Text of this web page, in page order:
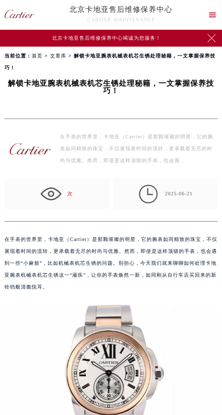
北京卡地亚售后维修保养中心
CARTIER MAINTENANCE

北京卡地亚售后维修保养中心竭诚为您服务！ 
当前位置： 首页 > 文章库 > 解锁卡地亚腕表机械表机芯生锈处理秘籍，一文掌握保养技
巧！
解锁卡地亚腕表机械表机芯生锈处理秘籍，一文掌握保养技
巧！
在手表的世界里，卡地亚（Cartier）是那颗璀璨的明星，它的腕
表如同精致的珠宝，不仅展现着时间的流转，更承载着无尽的时
尚与优雅。然而，即使是这样顶级的手表，也会遇…
次  2025-06-21
在手表的世界里，卡地亚（Cartier）是那颗璀璨的明星，它的腕表如同精致的珠宝，不仅
展现着时间的流转，更承载着无尽的时尚与优雅。然而，即使是这样顶级的手表，也会遇
到一些“小麻烦”，比如机械表机芯生锈的问题。别担心，今天我们就来聊聊如何处理卡地
亚腕表机械表机芯生锈这一“顽疾”，让你的手表焕然一新，如同刚从自行车店买回来的新
铃铛般清脆悦耳。